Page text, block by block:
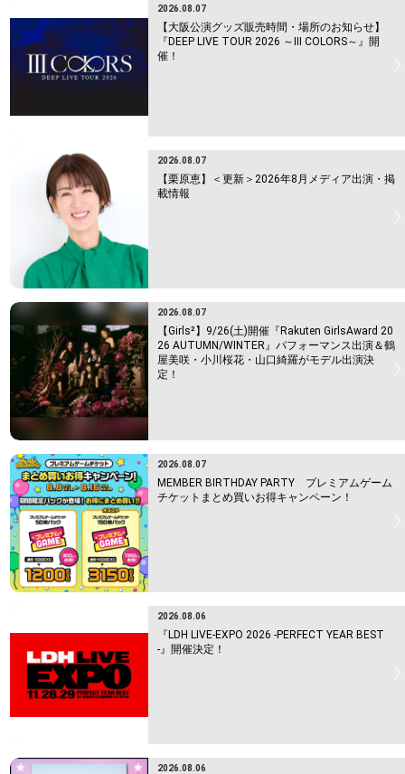
2026.08.07
【大阪公演グッズ販売時間・場所のお知らせ】
『DEEP LIVE TOUR 2026 ～Ⅲ COLORS～』開
催！
2026.08.07
【栗原恵】＜更新＞2026年8月メディア出演・掲
載情報
2026.08.07
【Girls²】9/26(土)開催『Rakuten GirlsAward 20
26 AUTUMN/WINTER』パフォーマンス出演＆鶴
屋美咲・小川桜花・山口綺羅がモデル出演決
定！
2026.08.07
MEMBER BIRTHDAY PARTY プレミアムゲーム
チケットまとめ買いお得キャンペーン！
2026.08.06
『LDH LIVE-EXPO 2026 -PERFECT YEAR BEST
-』開催決定！
2026.08.06